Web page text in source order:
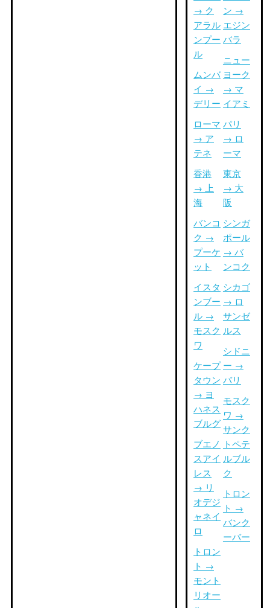
→ ク
アラル
ンプー
ル
ムンバ
イ →
デリー
ローマ
→ ア
テネ
香港
→ 上
海
バンコ
ク →
プーケ
ット
イスタ
ンブー
ル →
モスク
ワ
ケープ
タウン
→ ヨ
ハネス
ブルグ
ブエノ
スアイ
レス
→ リ
オデジ
ャネイ
ロ
トロン
ト →
モント
リオー
ン →
エジン
バラ
ニュー
ヨーク
→ マ
イアミ
パリ
→ ロ
ーマ
東京
→ 大
阪
シンガ
ポール
→ バ
ンコク
シカゴ
→ ロ
サンゼ
ルス
シドニ
ー →
バリ
モスク
ワ →
サンク
トペテ
ルブル
ク
トロン
ト →
バンク
ーバー